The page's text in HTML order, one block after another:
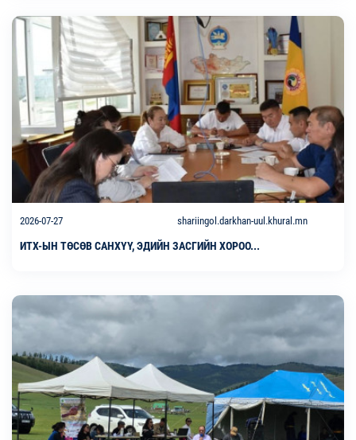
2026-07-27 shariingol.darkhan-uul.khural.mn
ИТХ-ЫН ТӨСӨВ САНХҮҮ, ЭДИЙН ЗАСГИЙН ХОРОО...